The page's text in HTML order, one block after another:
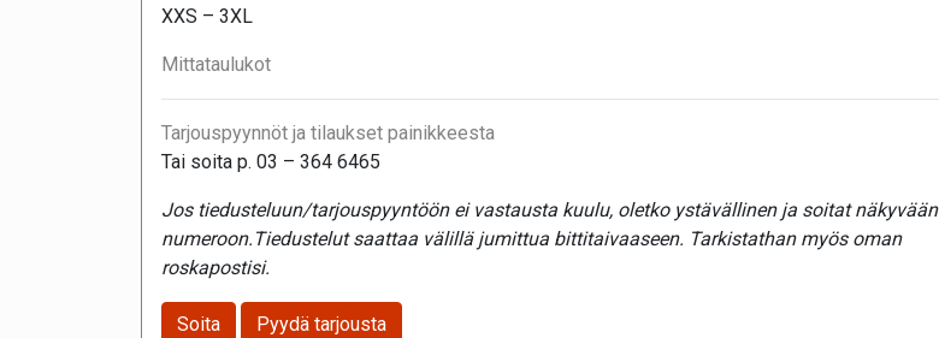
XXS – 3XL
Mittataulukot
Tarjouspyynnöt ja tilaukset painikkeesta
Tai soita p. 03 – 364 6465
Jos tiedusteluun/tarjouspyyntöön ei vastausta kuulu, oletko ystävällinen ja soitat näkyvään
numeroon.Tiedustelut saattaa välillä jumittua bittitaivaaseen. Tarkistathan myös oman
roskapostisi.
Soita Pyydä tarjousta